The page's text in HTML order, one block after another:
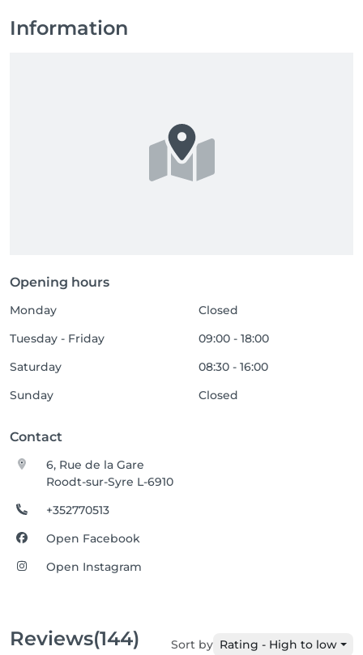
Information
Opening hours
Monday
Closed
Tuesday - Friday
09:00 - 18:00
Saturday
08:30 - 16:00
Sunday
Closed
Contact
6, Rue de la Gare
Roodt-sur-Syre L-6910
+352770513
Open Facebook
Open Instagram
Reviews(144) Sort by Rating - High to low